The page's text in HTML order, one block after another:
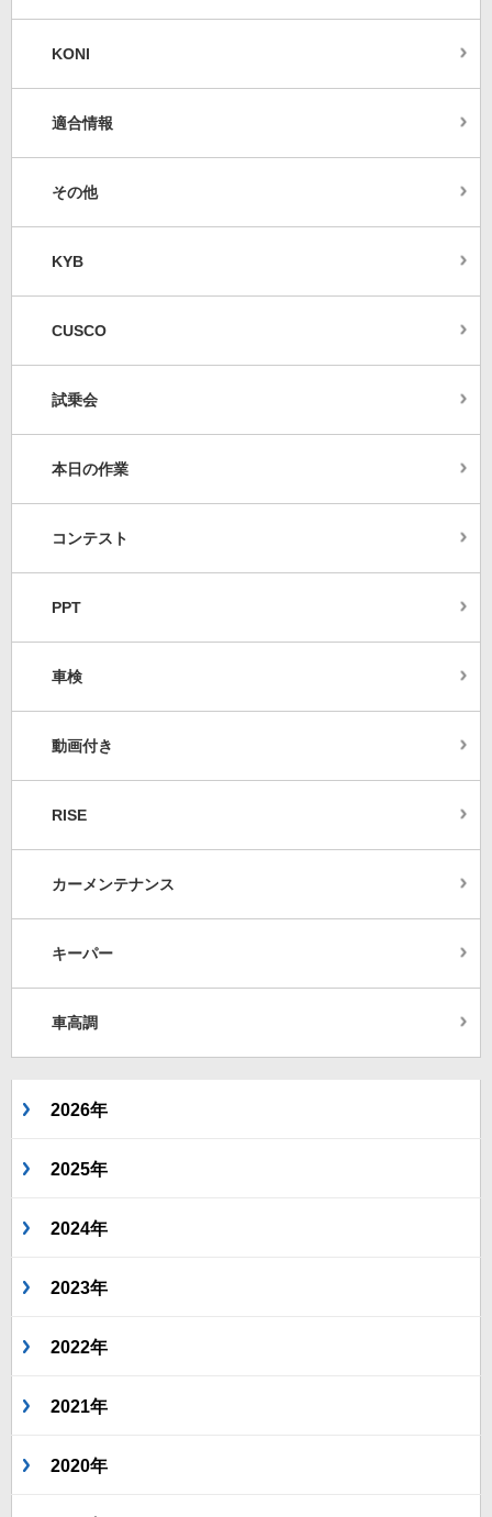
KONI
適合情報
その他
KYB
CUSCO
試乗会
本日の作業
コンテスト
PPT
車検
動画付き
RISE
カーメンテナンス
キーパー
車高調
2026年
2025年
2024年
2023年
2022年
2021年
2020年